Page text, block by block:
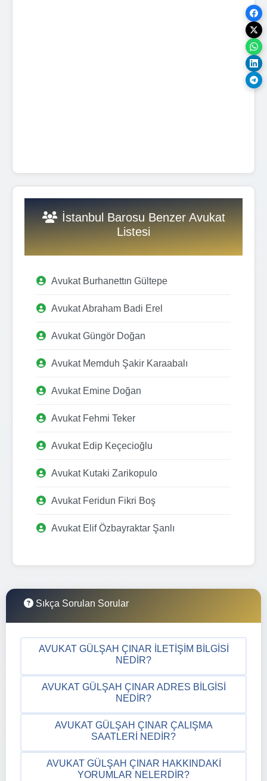
İstanbul Barosu Benzer Avukat
Listesi
Avukat Burhanettın Gültepe
Avukat Abraham Badi Erel
Avukat Güngör Doğan
Avukat Memduh Şakir Karaabalı
Avukat Emine Doğan
Avukat Fehmi Teker
Avukat Edip Keçecioğlu
Avukat Kutaki Zarikopulo
Avukat Feridun Fikri Boş
Avukat Elif Özbayraktar Şanlı
Sıkça Sorulan Sorular
AVUKAT GÜLŞAH ÇINAR İLETIŞIM BILGISI
NEDIR?
AVUKAT GÜLŞAH ÇINAR ADRES BILGISI
NEDIR?
AVUKAT GÜLŞAH ÇINAR ÇALIŞMA
SAATLERI NEDIR?
AVUKAT GÜLŞAH ÇINAR HAKKINDAKI
YORUMLAR NELERDIR?